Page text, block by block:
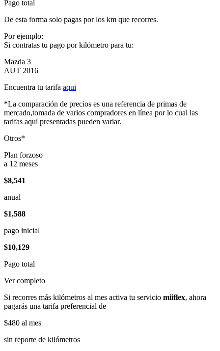
Pago total
De esta forma solo pagas por los km que recorres.
Por ejemplo:
Si contratas tu pago por kilómetro para tu:
Mazda 3
AUT 2016
Encuentra tu tarifa aqui
*La comparación de precios es una referencia de primas de
mercado,tomada de varios compradores en línea por lo cual las
tarifas aqui presentadas pueden variar.
Otros*
Plan forzoso
a 12 meses
$8,541
anual
$1,588
pago inicial
$10,129
Pago total
Ver completo
Si recorres más kilómetros al mes activa tu servicio miiflex, ahora
pagarás una tarifa preferencial de
$480 al mes
sin reporte de kilómetros